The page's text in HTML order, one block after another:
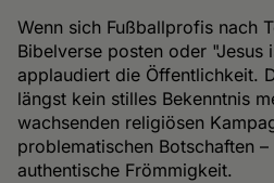
Wenn sich Fußballprofis nach
Bibelverse posten oder "Jesus
applaudiert die Öffentlichkeit.
längst kein stilles Bekenntnis
wachsenden religiösen
problematischen Botschaften
authentische Frömmigkeit.